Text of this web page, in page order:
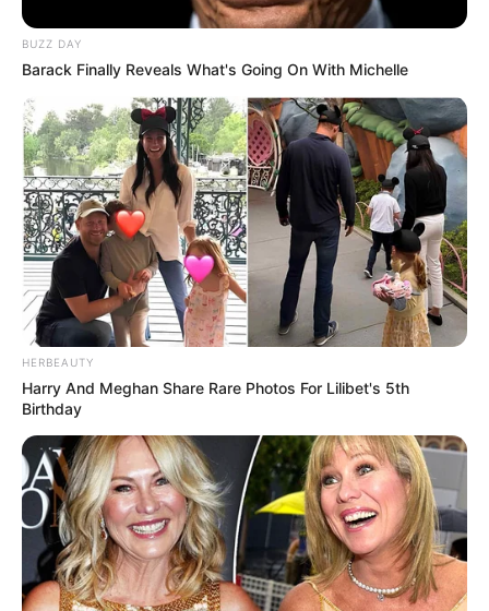
BUZZ DAY
Barack Finally Reveals What's Going On With Michelle
HERBEAUTY
Harry And Meghan Share Rare Photos For Lilibet's 5th
Birthday